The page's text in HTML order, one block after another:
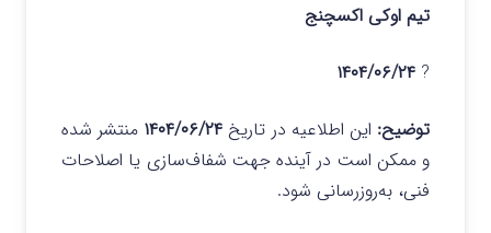
تیم اوکی اکسچنج
? ۱۴۰۴/۰۶/۲۴
توضیح: این اطلاعیه در تاریخ ۱۴۰۴/۰۶/۲۴ منتشر شده
و ممکن است در آینده جهت شفاف‌سازی یا اصلاحات
فنی، به‌روزرسانی شود.